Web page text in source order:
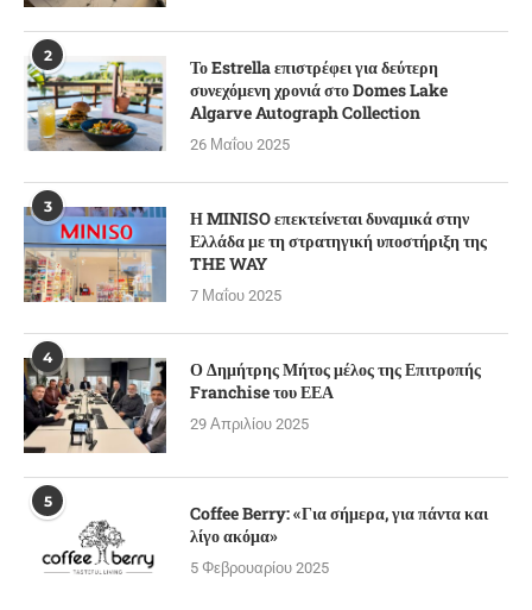
2
Το Estrella επιστρέφει για δεύτερη
συνεχόμενη χρονιά στο Domes Lake
Algarve Autograph Collection
26 Μαΐου 2025
3
Η MINISO επεκτείνεται δυναμικά στην
Ελλάδα με τη στρατηγική υποστήριξη της
THE WAY
7 Μαΐου 2025
4
Ο Δημήτρης Μήτος μέλος της Επιτροπής
Franchise του ΕΕΑ
29 Απριλίου 2025
5
Coffee Berry: «Για σήμερα, για πάντα και
λίγο ακόμα»
5 Φεβρουαρίου 2025